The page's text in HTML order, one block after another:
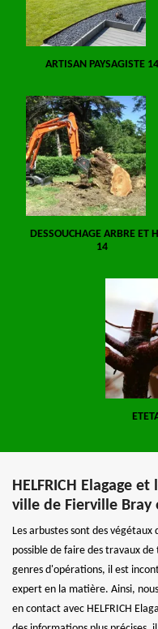
ARTISAN PAYSAGISTE 14
DESSOUCHAGE ARBRE ET
14
HELFRICH Elagage
ville de Fierville Bray
Les arbustes sont des
possible de faire des travaux
genres d'opérations, il est
expert en la matière. Ainsi,
en contact avec HELFRICH